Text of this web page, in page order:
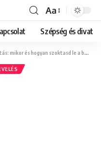
Font
Resizer
Aa
Szépség és divat
mikor és hogyan szoktasd le a babát?